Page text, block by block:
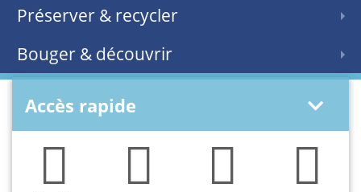
Préserver & recycler
Bouger & découvrir
Accès rapide